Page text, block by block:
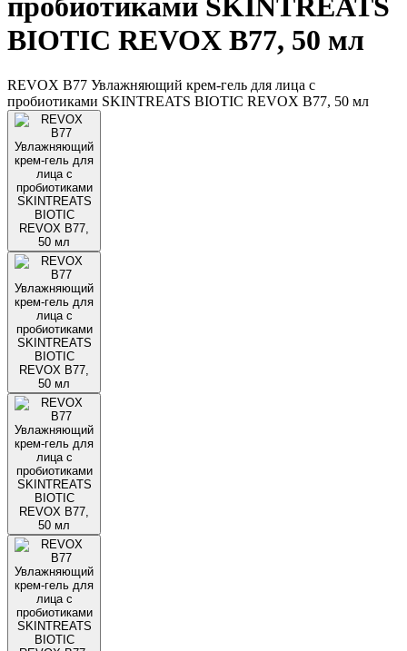
пробиотиками SKINTREATS
BIOTIC REVOX B77, 50 мл
REVOX B77 Увлажняющий крем-гель для лица с
пробиотиками SKINTREATS BIOTIC REVOX B77, 50 мл